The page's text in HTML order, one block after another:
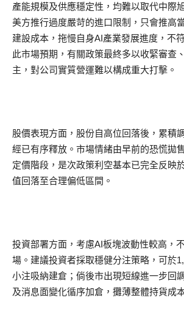
產能規模及供應穩定性，均難以取代中際
美方推行過度嚴苛的進口限制，只會推高
建設成本，拖慢自身AI產業發展進度，不
此市場預期，有關政策最終多以收緊審查
主，對公司實質營運難以構成重大打擊。
股價表現方面，股份自高位回落後，累積
經已有序釋放。市場情緒由早前的恐慌拋
定價階段，是次政策利空基本已完全反映
值回落至合理偏低區間。
投資部署方面，考慮AI板塊波動性較高，
場。建議投資者採取穩健分注策略，可於
小注吸納建倉；倘後市出現短線進一步回
及消息面變化循序加倉，攤薄整體持貨成